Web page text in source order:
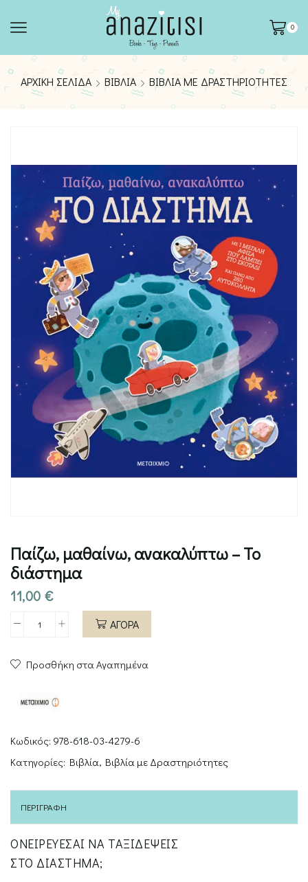
0
ΑΡΧΙΚΉ ΣΕΛΊΔΑ ΒΙΒΛΊΑ ΒΙΒΛΊΑ ΜΕ ΔΡΑΣΤΗΡΙΌΤΗΤΕΣ
Παίζω, μαθαίνω, ανακαλύπτω – Το
διάστημα
11,00 €
Παίζω,
ανακαλύπτω
Το
ποσότητα
ΑΓΟΡΑ
Προσθήκη στα Αγαπημένα
Κωδικός: 978-618-03-4279-6
Κατηγορίες: Βιβλία, Βιβλία με Δραστηριότητες
ΠΕΡΙΓΡΑΦΉ
ΟΝΕΙΡΕΥΕΣΑΙ ΝΑ ΤΑΞΙΔΕΨΕΙΣ
ΣΤΟ ΔΙΑΣΤΗΜΑ;